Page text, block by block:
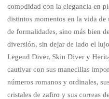
comodidad con la elegancia en
distintos momentos en la vida
de formalidades, sino más bien
diversión, sin dejar de lado el
Legend Diver, Skin Diver y
cautivar con sus manecillas
números romanos y ordinales,
cristales de zafiro y sus correas